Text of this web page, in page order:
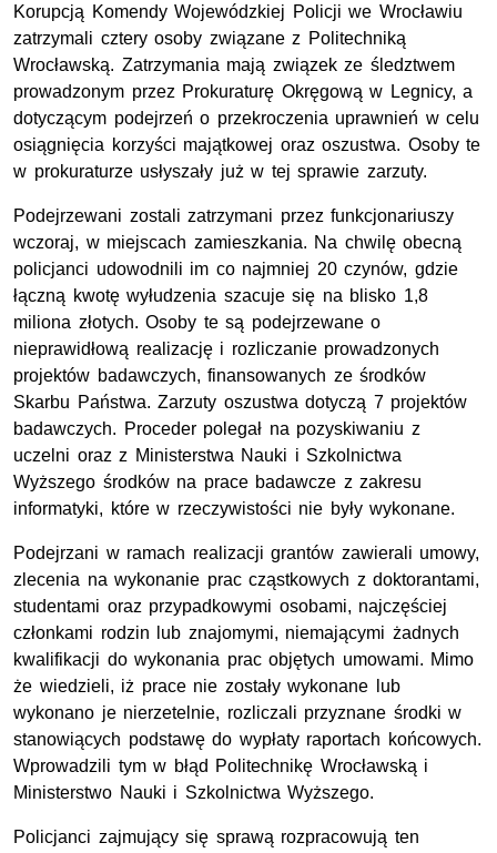
Korupcją Komendy Wojewódzkiej Policji we Wrocławiu
zatrzymali cztery osoby związane z Politechniką
Wrocławską. Zatrzymania mają związek ze śledztwem
prowadzonym przez Prokuraturę Okręgową w Legnicy, a
dotyczącym podejrzeń o przekroczenia uprawnień w celu
osiągnięcia korzyści majątkowej oraz oszustwa. Osoby te
w prokuraturze usłyszały już w tej sprawie zarzuty.
Podejrzewani zostali zatrzymani przez funkcjonariuszy
wczoraj, w miejscach zamieszkania. Na chwilę obecną
policjanci udowodnili im co najmniej 20 czynów, gdzie
łączną kwotę wyłudzenia szacuje się na blisko 1,8
miliona złotych. Osoby te są podejrzewane o
nieprawidłową realizację i rozliczanie prowadzonych
projektów badawczych, finansowanych ze środków
Skarbu Państwa. Zarzuty oszustwa dotyczą 7 projektów
badawczych. Proceder polegał na pozyskiwaniu z
uczelni oraz z Ministerstwa Nauki i Szkolnictwa
Wyższego środków na prace badawcze z zakresu
informatyki, które w rzeczywistości nie były wykonane.
Podejrzani w ramach realizacji grantów zawierali umowy,
zlecenia na wykonanie prac cząstkowych z doktorantami,
studentami oraz przypadkowymi osobami, najczęściej
członkami rodzin lub znajomymi, niemającymi żadnych
kwalifikacji do wykonania prac objętych umowami. Mimo
że wiedzieli, iż prace nie zostały wykonane lub
wykonano je nierzetelnie, rozliczali przyznane środki w
stanowiących podstawę do wypłaty raportach końcowych.
Wprowadzili tym w błąd Politechnikę Wrocławską i
Ministerstwo Nauki i Szkolnictwa Wyższego.
Policjanci zajmujący się sprawą rozpracowują ten